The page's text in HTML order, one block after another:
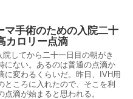
マ手術のための入院二十
カロリー点滴
してから二十一日目の朝がき
にない。あるのは普通の点滴か
に変わるくらいだ。昨日、IVH用
ところに入れたので、そこを利
点滴が始まると思われる。